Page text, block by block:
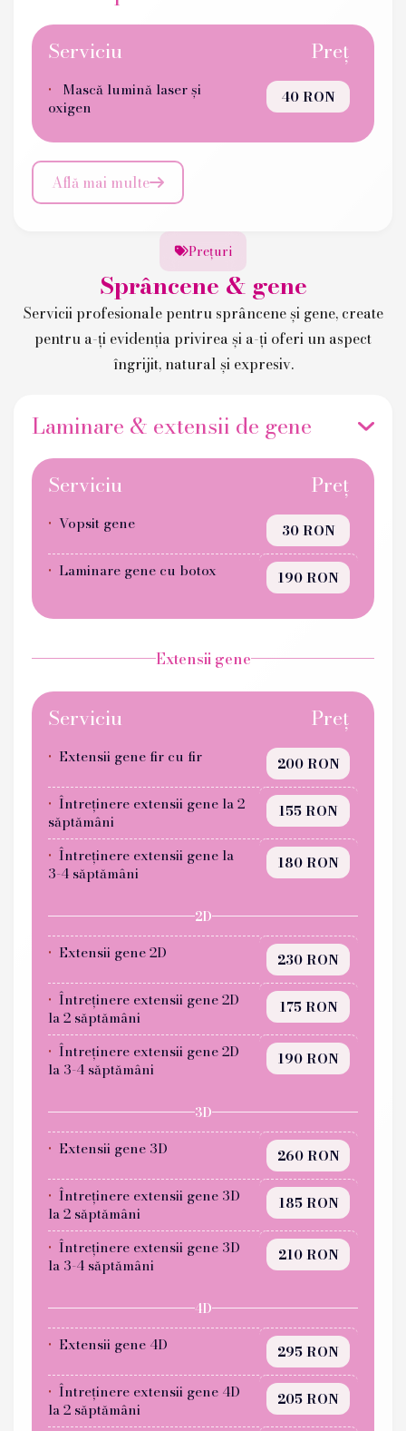
Serviciu Preț
Mască lumină laser și
oxigen
40 RON
Află mai multe
Prețuri
Sprâncene & gene
Servicii profesionale pentru sprâncene și gene, create
pentru a-ți evidenția privirea și a-ți oferi un aspect
îngrijit, natural și expresiv.
Laminare & extensii de gene
Serviciu Preț
Vopsit gene
30 RON
Laminare gene cu botox
190 RON
Extensii gene
Serviciu Preț
Extensii gene fir cu fir
200 RON
Întreținere extensii gene la 2
săptămâni
155 RON
Întreținere extensii gene la
3-4 săptămâni
180 RON
2D
Extensii gene 2D
230 RON
Întreținere extensii gene 2D
la 2 săptămâni
175 RON
Întreținere extensii gene 2D
la 3-4 săptămâni
190 RON
3D
Extensii gene 3D
260 RON
Întreținere extensii gene 3D
la 2 săptămâni
185 RON
Întreținere extensii gene 3D
la 3-4 săptămâni
210 RON
4D
Extensii gene 4D
295 RON
Întreținere extensii gene 4D
la 2 săptămâni
205 RON